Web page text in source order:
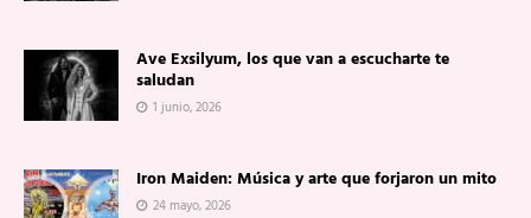
Ave Exsilyum, los que van a escucharte te
saludan
1 junio, 2026
Iron Maiden: Música y arte que forjaron un mito
24 mayo, 2026